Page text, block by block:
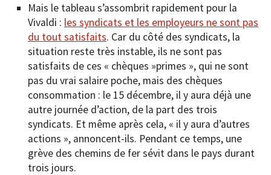
Mais le tableau s’assombrit rapidement pour la
Vivaldi : les syndicats et les employeurs ne sont pas
du tout satisfaits. Car du côté des syndicats, la
situation reste très instable, ils ne sont pas
satisfaits de ces « chèques »primes », qui ne sont
pas du vrai salaire poche, mais des chèques
consommation : le 15 décembre, il y aura déjà une
autre journée d’action, de la part des trois
syndicats. Et même après cela, « il y aura d’autres
actions », annoncent-ils. Pendant ce temps, une
grève des chemins de fer sévit dans le pays durant
trois jours.